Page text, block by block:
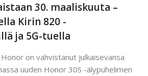
30. maaliskuuta –
Kirin 820 -
ja 5G-tuella
on vahvistanut julkaisevansa
uuden Honor 30S -älypuhelimen